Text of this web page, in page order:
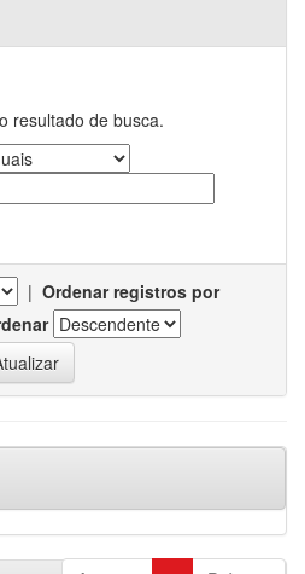
resultado de busca.
| Ordenar registros por